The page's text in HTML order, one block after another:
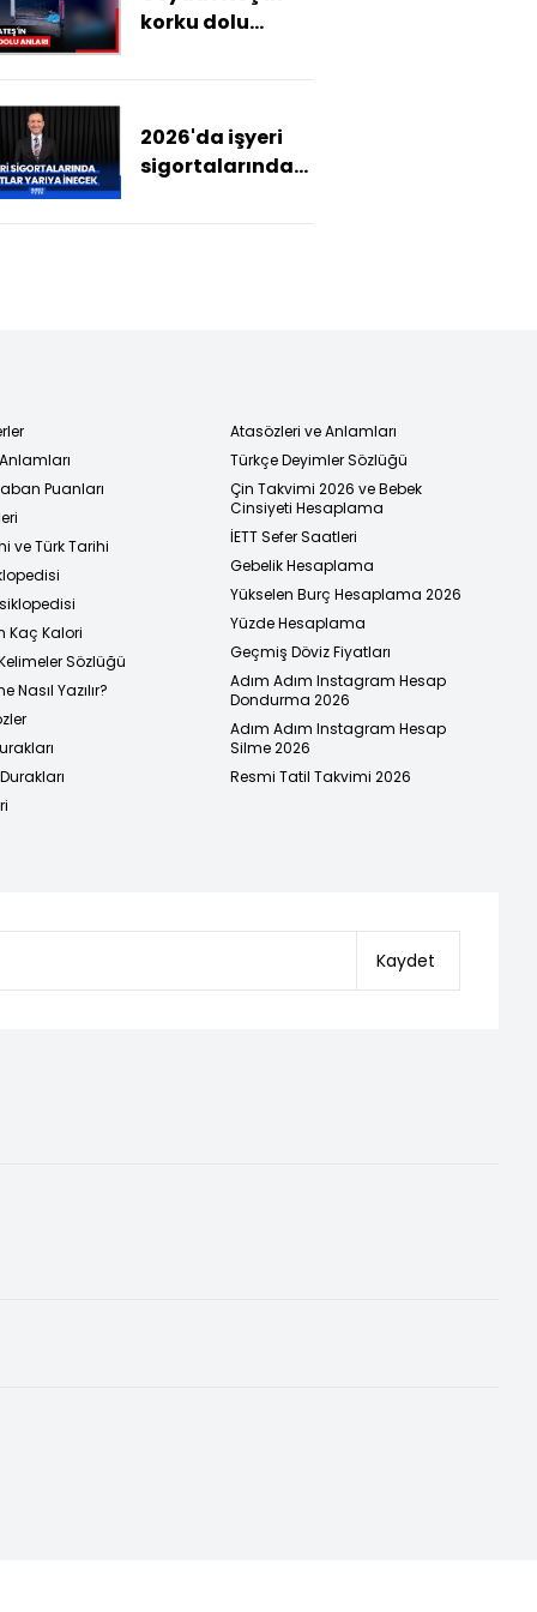
korku dolu
2026'da işyeri
sigortalarında
inecek - Rahim
Puanları
ve Türk Tarihi
Kaç Kalori
Sözlüğü
Nasıl Yazılır?
Atasözleri ve Anlamları
Türkçe Deyimler Sözlüğü
Çin Takvimi 2026 ve Bebek
Cinsiyeti Hesaplama
İETT Sefer Saatleri
Gebelik Hesaplama
Yükselen Burç Hesaplama 2026
Yüzde Hesaplama
Geçmiş Döviz Fiyatları
Adım Adım Instagram Hesap
Dondurma 2026
Adım Adım Instagram Hesap
Silme 2026
Resmi Tatil Takvimi 2026
Kaydet